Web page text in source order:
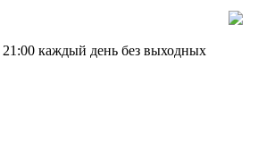
21:00 каждый день без выходных